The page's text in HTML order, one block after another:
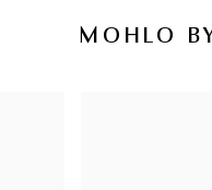
MOHLO